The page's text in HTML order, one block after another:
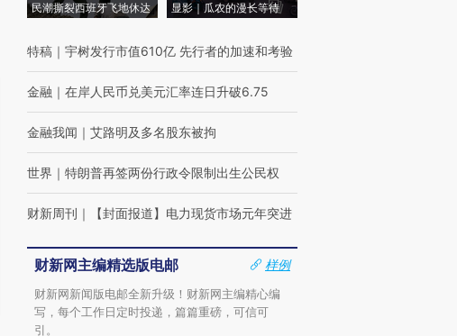
民潮撕裂西班牙飞地休达
显影｜瓜农的漫长等待
特稿 ｜ 宇树发行市值610亿 先行者的加速和考验
金融 ｜ 在岸人民币兑美元汇率连日升破6.75
金融我闻 ｜ 艾路明及多名股东被拘
世界 ｜ 特朗普再签两份行政令限制出生公民权
财新周刊 ｜ 【封面报道】电力现货市场元年突进
财新网主编精选版电邮
样例
财新网新闻版电邮全新升级！财新网主编精心编
写，每个工作日定时投递，篇篇重磅，可信可
引。